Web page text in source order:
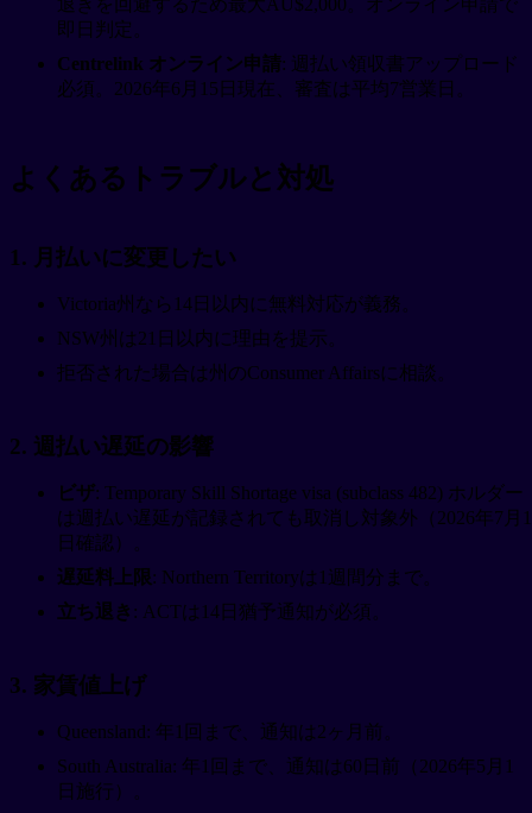
即日判定。
Centrelink オンライン申請: 週払い領収書アップロード
必須。2026年6月15日現在、審査は平均7営業日。
よくあるトラブルと対処
1. 月払いに変更したい
Victoria州なら14日以内に無料対応が義務。
NSW州は21日以内に理由を提示。
拒否された場合は州のConsumer Affairsに相談。
2. 週払い遅延の影響
ビザ: Temporary Skill Shortage visa (subclass 482) ホルダー
は週払い遅延が記録されても取消し対象外（2026年7月1
日確認）。
遅延料上限: Northern Territoryは1週間分まで。
立ち退き : ACTは14日猶予通知が必須。
3. 家賃値上げ
Queensland: 年1回まで、通知は2ヶ月前。
South Australia: 年1回まで、通知は60日前（2026年5月1
日施行）。